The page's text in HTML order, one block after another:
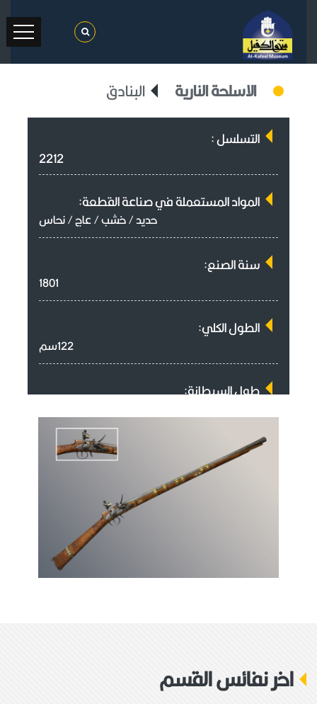
الاسلحة النارية البنادق
التسلسل :
2212
المواد المستعملة في صناعة القطعة:
حديد / خشب / عاج / نحاس
سنة الصنع:
1801
الطول الكلي:
122سم
طول السبطانة:
وزن القطعة:
حجر القدح
سمك الفوهة:
اخر نفائس القسم